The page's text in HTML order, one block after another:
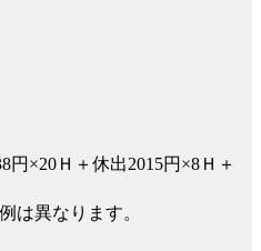
円×20Ｈ＋休出2015円×8Ｈ＋
は異なります。